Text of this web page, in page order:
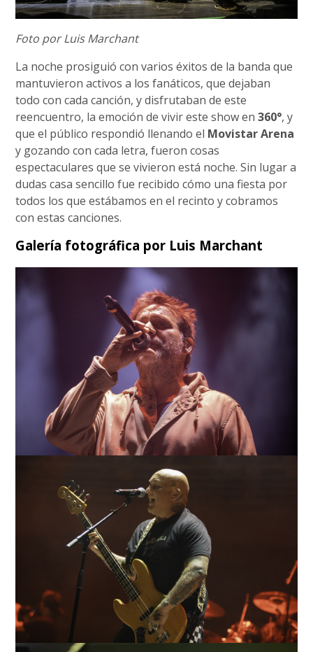
Foto por Luis Marchant
La noche prosiguió con varios éxitos de la banda que
mantuvieron activos a los fanáticos, que dejaban
todo con cada canción, y disfrutaban de este
reencuentro, la emoción de vivir este show en360°, y
que el público respondió llenando el Movistar Arena
y gozando con cada letra, fueron cosas
espectaculares que se vivieron está noche. Sin lugar a
dudas casa sencillo fue recibido cómo una fiesta por
todos los que estábamos en el recinto y cobramos
con estas canciones.
Galería fotográfica por Luis Marchant